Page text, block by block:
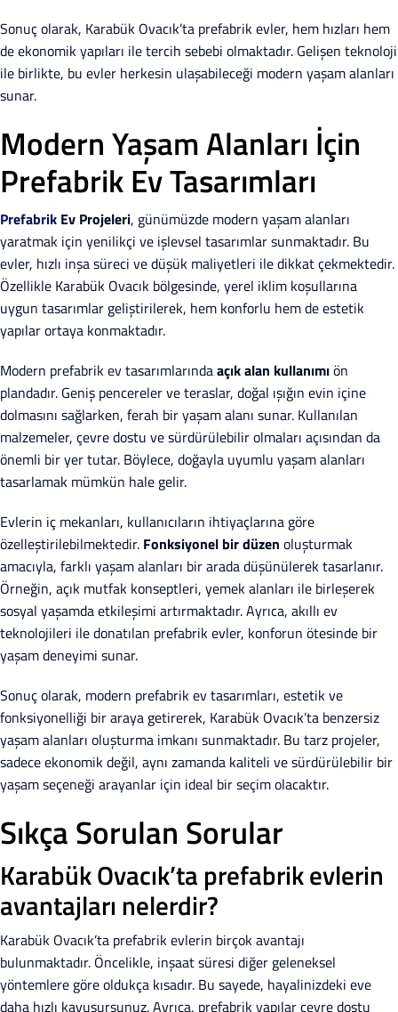
Sonuç olarak, Karabük Ovacık’ta prefabrik evler, hem hızları hem
de ekonomik yapıları ile tercih sebebi olmaktadır. Gelişen teknoloji
ile birlikte, bu evler herkesin ulaşabileceği modern yaşam alanları
sunar.
Modern Yaşam Alanları İçin
Prefabrik Ev Tasarımları
Prefabrik Ev Projeleri, günümüzde modern yaşam alanları
yaratmak için yenilikçi ve işlevsel tasarımlar sunmaktadır. Bu
evler, hızlı inşa süreci ve düşük maliyetleri ile dikkat çekmektedir.
Özellikle Karabük Ovacık bölgesinde, yerel iklim koşullarına
uygun tasarımlar geliştirilerek, hem konforlu hem de estetik
yapılar ortaya konmaktadır.
Modern prefabrik ev tasarımlarındaaçık alan kullanımıön
plandadır. Geniş pencereler ve teraslar, doğal ışığın evin içine
dolmasını sağlarken, ferah bir yaşam alanı sunar. Kullanılan
malzemeler, çevre dostu ve sürdürülebilir olmaları açısından da
önemli bir yer tutar. Böylece, doğayla uyumlu yaşam alanları
tasarlamak mümkün hale gelir.
Evlerin iç mekanları, kullanıcıların ihtiyaçlarına göre
özelleştirilebilmektedir. Fonksiyonel bir düzen oluşturmak
amacıyla, farklı yaşam alanları bir arada düşünülerek tasarlanır.
Örneğin, açık mutfak konseptleri, yemek alanları ile birleşerek
sosyal yaşamda etkileşimi artırmaktadır. Ayrıca, akıllı ev
teknolojileri ile donatılan prefabrik evler, konforun ötesinde bir
yaşam deneyimi sunar.
Sonuç olarak, modern prefabrik ev tasarımları, estetik ve
fonksiyonelliği bir araya getirerek, Karabük Ovacık’ta benzersiz
yaşam alanları oluşturma imkanı sunmaktadır. Bu tarz projeler,
sadece ekonomik değil, aynı zamanda kaliteli ve sürdürülebilir bir
yaşam seçeneği arayanlar için ideal bir seçim olacaktır.
Sıkça Sorulan Sorular
Karabük Ovacık’ta prefabrik evlerin
avantajları nelerdir?
Karabük Ovacık’ta prefabrik evlerin birçok avantajı
bulunmaktadır. Öncelikle, inşaat süresi diğer geleneksel
yöntemlere göre oldukça kısadır. Bu sayede, hayalinizdeki eve
daha hızlı kavuşursunuz. Ayrıca, prefabrik yapılar çevre dostu